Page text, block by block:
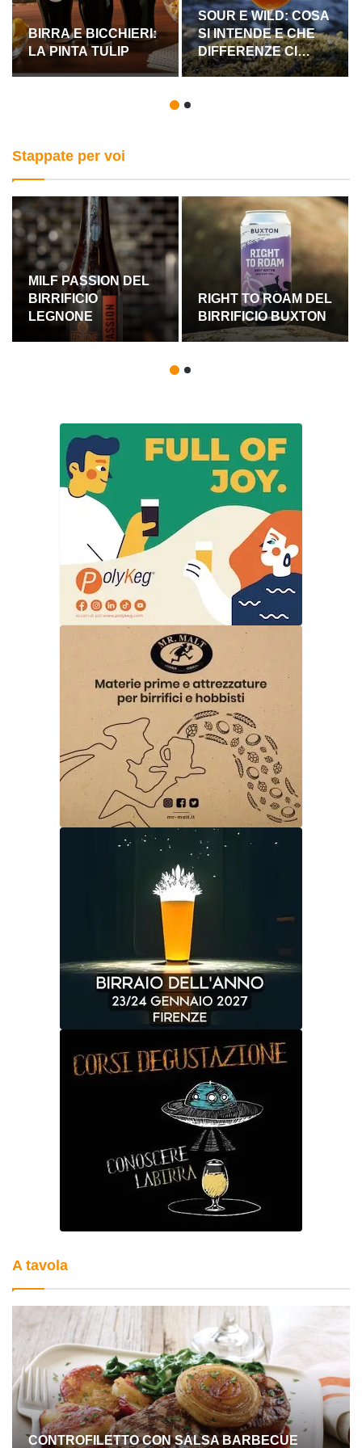
BIRRA E BICCHIERI:
LA PINTA TULIP
SOUR E WILD: COSA
SI INTENDE E CHE
DIFFERENZE CI
SONO?
Stappate per voi
MILF PASSION DEL
BIRRIFICIO
LEGNONE
RIGHT TO ROAM DEL
BIRRIFICIO BUXTON
A tavola
CONTROFILETTO CON SALSA BARBECUE